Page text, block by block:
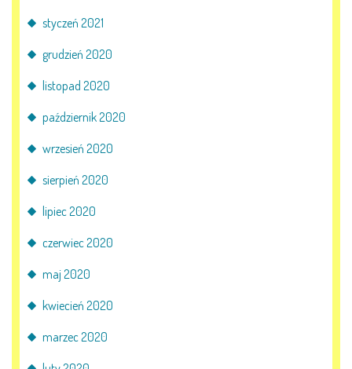
styczeń 2021
grudzień 2020
listopad 2020
październik 2020
wrzesień 2020
sierpień 2020
lipiec 2020
czerwiec 2020
maj 2020
kwiecień 2020
marzec 2020